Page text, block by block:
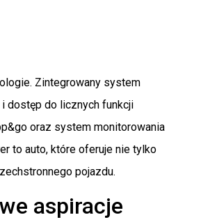
Zintegrowany system
dostęp do licznych funkcji
oraz system monitorowania
to auto, które oferuje nie tylko
pojazdu.
aspiracje